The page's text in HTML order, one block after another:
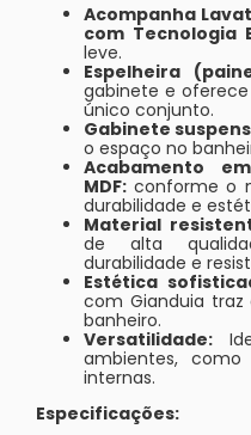
Acompanha
com Tecnologia
leve.
Espelheira
gabinete e
único conjunto.
Gabinete
o espaço no
Acabamento
MDF: conforme o
durabilidade e
Material
de alta
durabilidade e
Estética
com Gianduia
banheiro.
Versatilidade:
ambientes,
internas.
Especificações: